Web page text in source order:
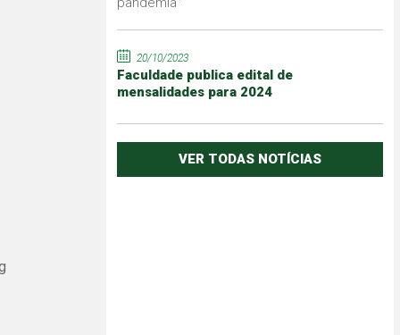
20/10/2023
Faculdade publica edital de
mensalidades para 2024
VER TODAS NOTÍCIAS